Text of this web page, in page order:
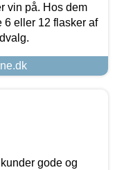
vin på. Hos dem
6 eller 12 flasker af
gode og